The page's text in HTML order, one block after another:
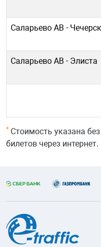
Саларьево АВ - Чечерск
Саларьево АВ - Элиста
*Стоимость указана
билетов через интернет.